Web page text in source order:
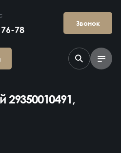
78
Звонок